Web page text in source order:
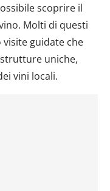
scoprire il
Molti di questi
guidate che
uniche,
vini locali.